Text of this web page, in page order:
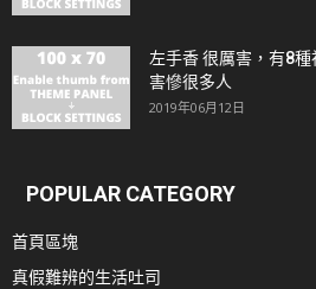
左手香 很厲害，有8
害慘很多人
2019年06月12日
POPULAR CATEGORY
首頁區塊
真假難辨的生活吐司